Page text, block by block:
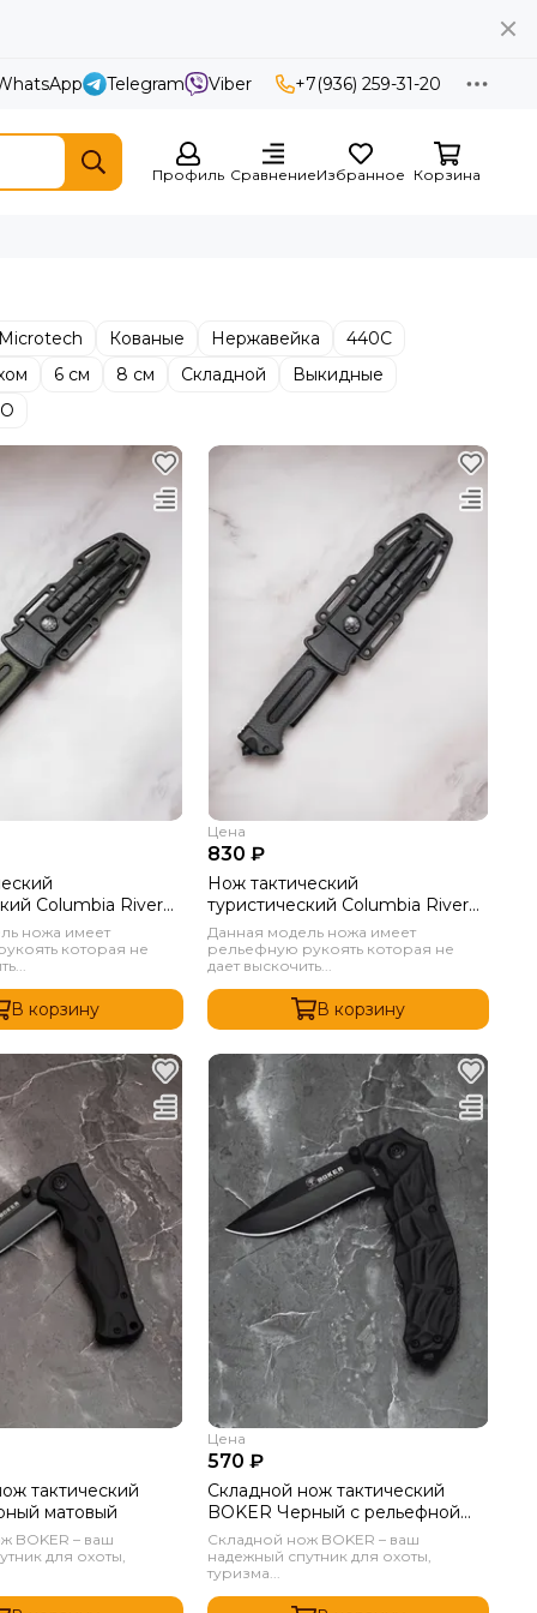
Telegram Viber +7(936) 259-31-20
Профиль СравнениеИзбранное Корзина
Microtech Кованые Нержавейка
440С
6 см 8 см Складной
Выкидные
Columbia River
ножа имеет
которая не
В корзину
Цена
830 ₽
Нож тактический
туристический Columbia River
4028 Черный
Данная модель ножа имеет
рельефную рукоять которая не
дает выскочить...
В корзину
тактический
матовый
BOKER – ваш
для охоты,
Цена
570 ₽
Складной нож тактический
BOKER Черный с рельефной
рукоятью
Складной нож BOKER – ваш
надежный спутник для охоты,
туризма...